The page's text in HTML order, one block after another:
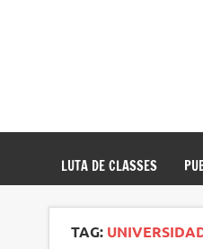
LUTA DE CLASSES
TAG: